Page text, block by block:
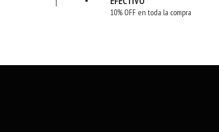
10% OFF en toda la compra